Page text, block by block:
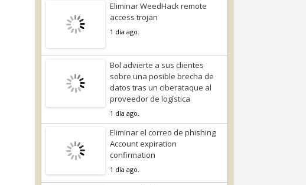
Eliminar WeedHack remote
access trojan
1 día ago.
Bol advierte a sus clientes
sobre una posible brecha de
datos tras un ciberataque al
proveedor de logística
1 día ago.
Eliminar el correo de phishing
Account expiration
confirmation
1 día ago.